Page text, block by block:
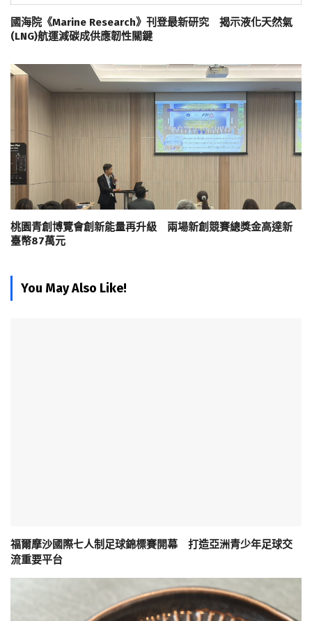
國海院《Marine Research》刊登最新研究 揭示液化天然氣
(LNG)航運減碳成供應韌性關鍵
桃園青創博覽會創新能量再升級 兩場新創競賽總獎金高達新
臺幣87萬元
You May Also Like!
福爾摩沙國際七人制足球錦標賽開幕 打造亞洲青少年足球交
流重要平台